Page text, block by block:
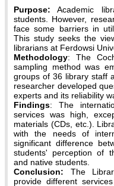
Purpose: Academic
students. However,
face some barriers in
This study seeks the
librarians at Ferdowsi
Methodology: The
sampling method was
groups of 36 library staff
researcher developed
experts and its reliability
Findings: The
services was high,
materials (CDs, etc.).
with the needs of
significant difference
students' perception of
and native students.
Conclusion: The
provide different